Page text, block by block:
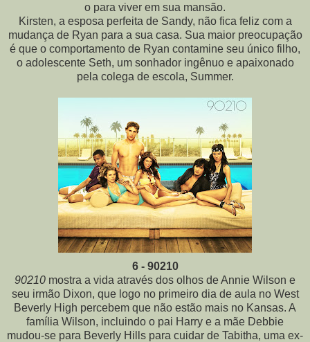
o para viver em sua mansão.
Kirsten, a esposa perfeita de Sandy, não fica feliz com a
mudança de Ryan para a sua casa. Sua maior preocupação
é que o comportamento de Ryan contamine seu único filho,
o adolescente Seth, um sonhador ingênuo e apaixonado
pela colega de escola, Summer.
6 - 90210
90210 mostra a vida através dos olhos de Annie Wilson e
seu irmão Dixon, que logo no primeiro dia de aula no West
Beverly High percebem que não estão mais no Kansas. A
família Wilson, incluindo o pai Harry e a mãe Debbie
mudou-se para Beverly Hills para cuidar de Tabitha, uma ex-